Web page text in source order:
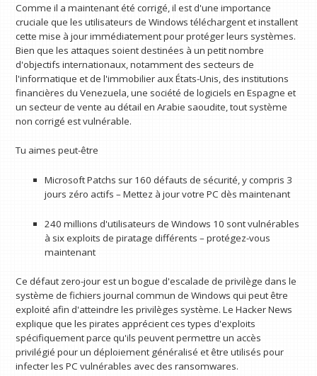
Comme il a maintenant été corrigé, il est d'une importance
cruciale que les utilisateurs de Windows téléchargent et installent
cette mise à jour immédiatement pour protéger leurs systèmes.
Bien que les attaques soient destinées à un petit nombre
d'objectifs internationaux, notamment des secteurs de
l'informatique et de l'immobilier aux États-Unis, des institutions
financières du Venezuela, une société de logiciels en Espagne et
un secteur de vente au détail en Arabie saoudite, tout système
non corrigé est vulnérable.
Tu aimes peut-être
Microsoft Patchs sur 160 défauts de sécurité, y compris 3
jours zéro actifs – Mettez à jour votre PC dès maintenant
240 millions d'utilisateurs de Windows 10 sont vulnérables
à six exploits de piratage différents – protégez-vous
maintenant
Ce défaut zero-jour est un bogue d'escalade de privilège dans le
système de fichiers journal commun de Windows qui peut être
exploité afin d'atteindre les privilèges système. Le Hacker News
explique que les pirates apprécient ces types d'exploits
spécifiquement parce qu'ils peuvent permettre un accès
privilégié pour un déploiement généralisé et être utilisés pour
infecter les PC vulnérables avec des ransomwares.